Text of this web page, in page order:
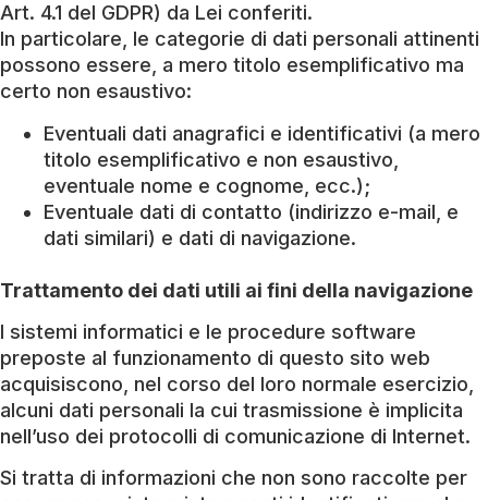
Art. 4.1 del GDPR) da Lei conferiti.
In particolare, le categorie di dati personali attinenti
possono essere, a mero titolo esemplificativo ma
certo non esaustivo:
Eventuali dati anagrafici e identificativi (a mero
titolo esemplificativo e non esaustivo,
eventuale nome e cognome, ecc.);
Eventuale dati di contatto (indirizzo e-mail, e
dati similari) e dati di navigazione.
Trattamento dei dati utili ai fini della navigazione
I sistemi informatici e le procedure software
preposte al funzionamento di questo sito web
acquisiscono, nel corso del loro normale esercizio,
alcuni dati personali la cui trasmissione è implicita
nell’uso dei protocolli di comunicazione di Internet.
Si tratta di informazioni che non sono raccolte per